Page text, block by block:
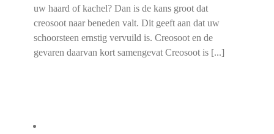
uw haard of kachel? Dan is de kans groot dat
creosoot naar beneden valt. Dit geeft aan dat uw
schoorsteen ernstig vervuild is. Creosoot en de
gevaren daarvan kort samengevat Creosoot is [...]